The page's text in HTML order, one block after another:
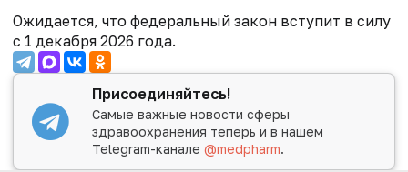
Ожидается, что федеральный закон вступит в силу
с 1 декабря 2026 года.
Присоединяйтесь!
Самые важные новости сферы
здравоохранения теперь и в нашем
Telegram-канале@medpharm.